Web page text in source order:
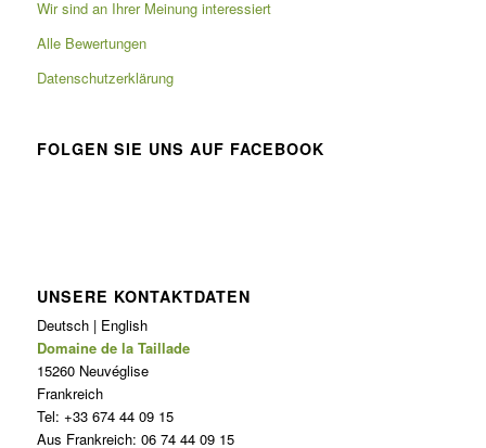
Wir sind an Ihrer Meinung interessiert
Alle Bewertungen
Datenschutzerklärung
FOLGEN SIE UNS AUF FACEBOOK
UNSERE KONTAKTDATEN
Deutsch | English
Domaine de la Taillade
15260 Neuvéglise
Frankreich
Tel: +33 674 44 09 15
Aus Frankreich: 06 74 44 09 15